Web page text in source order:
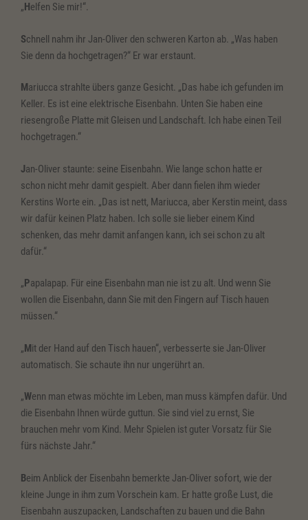
„Helfen Sie mir!“.
Schnell nahm ihr Jan-Oliver den schweren Karton ab. „Was haben
Sie denn da hochgetragen?“ Er war erstaunt.
Mariucca strahlte übers ganze Gesicht. „Das habe ich gefunden im
Keller. Es ist eine elektrische Eisenbahn. Unten Sie haben eine
riesengroße Platte mit Gleisen und Landschaft. Ich habe einen Teil
hochgetragen.“
Jan-Oliver staunte: seine Eisenbahn. Wie lange schon hatte er
schon nicht mehr damit gespielt. Aber dann fielen ihm wieder
Kerstins Worte ein. „Das ist nett, Mariucca, aber Kerstin meint, dass
wir dafür keinen Platz haben. Ich solle sie lieber einem Kind
schenken, das mehr damit anfangen kann, ich sei schon zu alt
dafür.“
„Papalapap. Für eine Eisenbahn man nie ist zu alt. Und wenn Sie
wollen die Eisenbahn, dann Sie mit den Fingern auf Tisch hauen
müssen.“
„Mit der Hand auf den Tisch hauen“, verbesserte sie Jan-Oliver
automatisch. Sie schaute ihn nur ungerührt an.
„Wenn man etwas möchte im Leben, man muss kämpfen dafür. Und
die Eisenbahn Ihnen würde guttun. Sie sind viel zu ernst, Sie
brauchen mehr vom Kind. Mehr Spielen ist guter Vorsatz für Sie
fürs nächste Jahr.“
Beim Anblick der Eisenbahn bemerkte Jan-Oliver sofort, wie der
kleine Junge in ihm zum Vorschein kam. Er hatte große Lust, die
Eisenbahn auszupacken, Landschaften zu bauen und die Bahn